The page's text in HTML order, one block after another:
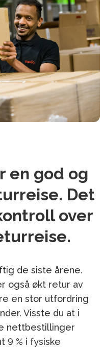
en god og
Det
over
de siste årene.
også økt retur av
en stor utfordring
Visste du at i
nettbestillinger
9 % i fysiske